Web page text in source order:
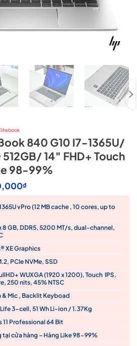
840 G10 I7-1365U/
14″ FHD+ Touch
98-99%
₫Giá
là:
vPro (12 MB cache , 10 cores, up to
8 GB, DDR5, 5200 MT/s, dual-channel,
XE Graphics
PCIe NVMe, SSD
WUXGA (1920 x 1200), Touch IPS,
250 nits, 45% NTSC
& Mic , Backlit Keyboad
3-cell, 51 Wh Li-ion / 1.37Kg
11 Professional 64 Bit
tại cửa hàng – Hàng Like 98-99%